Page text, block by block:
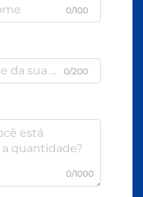
0/100
0/200
0/1000